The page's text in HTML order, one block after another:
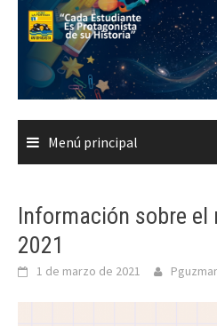
Saltar
contenido
Menú principal
Información sobre el
2021
1 de marzo de 2021